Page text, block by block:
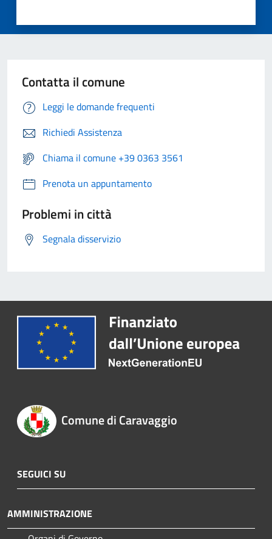
Contatta il comune
Leggi le domande frequenti
Richiedi Assistenza
Chiama il comune +39 0363 3561
Prenota un appuntamento
Problemi in città
Segnala disservizio
Comune di Caravaggio
SEGUICI SU
AMMINISTRAZIONE